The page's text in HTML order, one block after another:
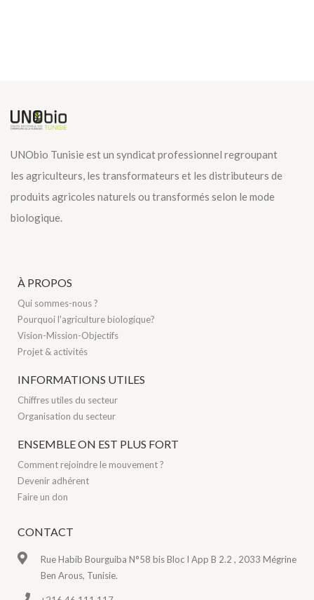
UNObio Tunisie est un syndicat professionnel regroupant
les agriculteurs, les transformateurs et les distributeurs de
produits agricoles naturels ou transformés selon le mode
biologique.
À PROPOS
Qui sommes-nous ?
Pourquoi l'agriculture biologique?
Vision-Mission-Objectifs
Projet & activités
INFORMATIONS UTILES
Chiffres utiles du secteur
Organisation du secteur
ENSEMBLE ON EST PLUS FORT
Comment rejoindre le mouvement ?
Devenir adhérent
Faire un don
CONTACT
Rue Habib Bourguiba N°58 bis Bloc I App B 2.2 , 2033 Mégrine
Ben Arous, Tunisie.